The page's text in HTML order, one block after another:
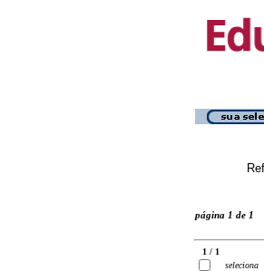
página 1 de 1
1 / 1
seleciona